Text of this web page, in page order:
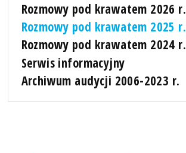
Rozmowy pod krawatem 2026 r.
Rozmowy pod krawatem 2025 r.
Rozmowy pod krawatem 2024 r.
Serwis informacyjny
Archiwum audycji 2006-2023 r.